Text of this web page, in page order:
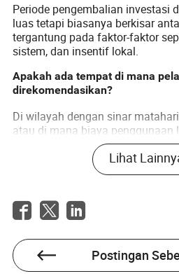
Periode pengembalian investasi
luas tetapi biasanya berkisar
tergantung pada faktor-faktor
sistem, dan insentif lokal.
Apakah ada tempat di mana
direkomendasikan?
Di wilayah dengan sinar
atau di mana biaya penggunaan
sistem fotovoltaik tetap mungkin
mempengaruhi biaya pelacak
Ya, seiring perkembangan
produksi dan pelacak dengan
berpotensi mengurangi biaya
Lihat
Postingan